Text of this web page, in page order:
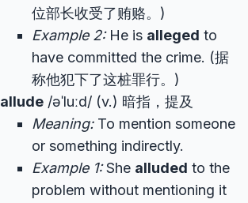
位部长收受了贿赂。)
Example 2:He is alleged to
have committed the crime. (据
称他犯下了这桩罪行。)
allude /əˈluːd/ (v.) 暗指，提及
Meaning:To mention someone
or something indirectly.
Example 1:She alluded to the
problem without mentioning it